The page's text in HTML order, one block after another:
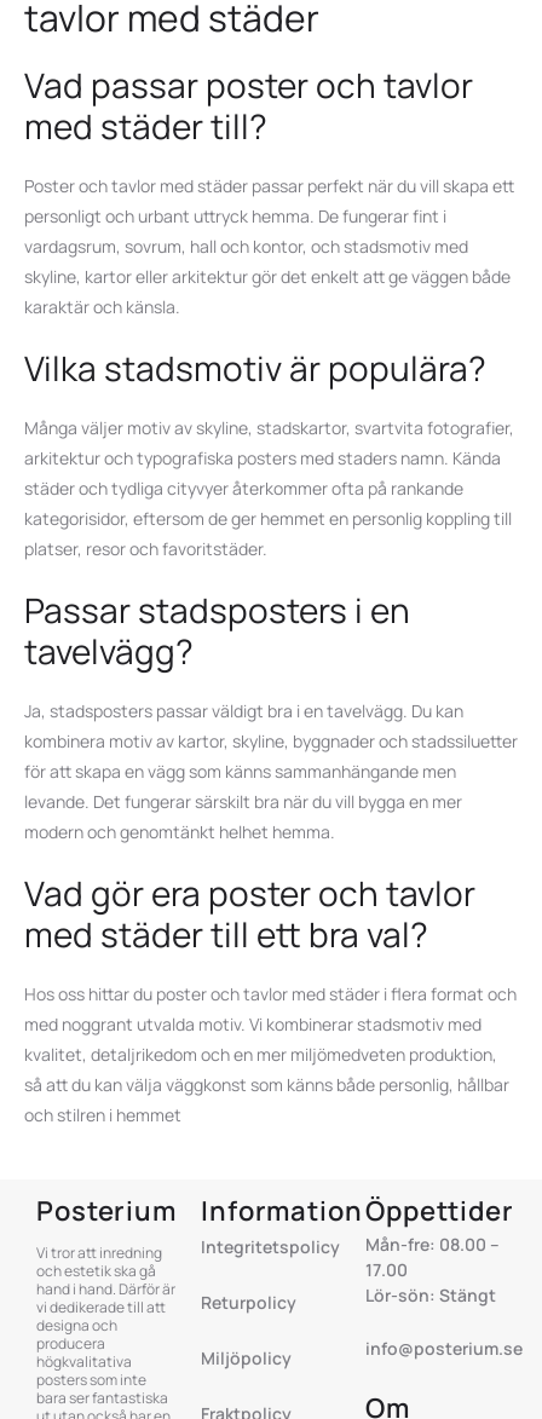
tavlor med städer
Vad passar poster och tavlor
med städer till?
Poster och tavlor med städer passar perfekt när du vill skapa ett
personligt och urbant uttryck hemma. De fungerar fint i
vardagsrum, sovrum, hall och kontor, och stadsmotiv med
skyline, kartor eller arkitektur gör det enkelt att ge väggen både
karaktär och känsla.
Vilka stadsmotiv är populära?
Många väljer motiv av skyline, stadskartor, svartvita fotografier,
arkitektur och typografiska posters med staders namn. Kända
städer och tydliga cityvyer återkommer ofta på rankande
kategorisidor, eftersom de ger hemmet en personlig koppling till
platser, resor och favoritstäder.
Passar stadsposters i en
tavelvägg?
Ja, stadsposters passar väldigt bra i en tavelvägg. Du kan
kombinera motiv av kartor, skyline, byggnader och stadssiluetter
för att skapa en vägg som känns sammanhängande men
levande. Det fungerar särskilt bra när du vill bygga en mer
modern och genomtänkt helhet hemma.
Vad gör era poster och tavlor
med städer till ett bra val?
Hos oss hittar du poster och tavlor med städer i flera format och
med noggrant utvalda motiv. Vi kombinerar stadsmotiv med
kvalitet, detaljrikedom och en mer miljömedveten produktion,
så att du kan välja väggkonst som känns både personlig, hållbar
och stilren i hemmet
Posterium
Vi tror att inredning
och estetik ska gå
hand i hand. Därför är
vi dedikerade till att
designa och
producera
högkvalitativa
posters som inte
bara ser fantastiska
Information
Integritetspolicy
Returpolicy
Miljöpolicy
Fraktpolicy
Öppettider
Mån-fre: 08.00 –
17.00
Lör-sön: Stängt
info@posterium.se
Om